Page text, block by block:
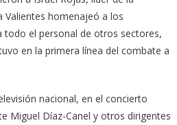
Valientes homenajeó a los
todo el personal de otros sectores,
en la primera línea del combate a
nacional, en el concierto
Miguel Díaz-Canel y otros dirigentes